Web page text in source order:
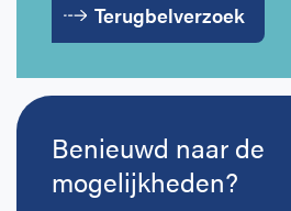
Terugbelverzoek
Benieuwd naar de
mogelijkheden?